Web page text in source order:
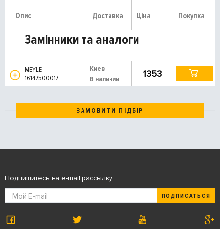
Опис Доставка Ціна Покупка
Замінники та аналоги
MEYLE
16147500017
Киев
В наличии
1353
ЗАМОВИТИ ПІДБІР
Подпишитесь на e-mail рассылку
ПОДПИСАТЬСЯ